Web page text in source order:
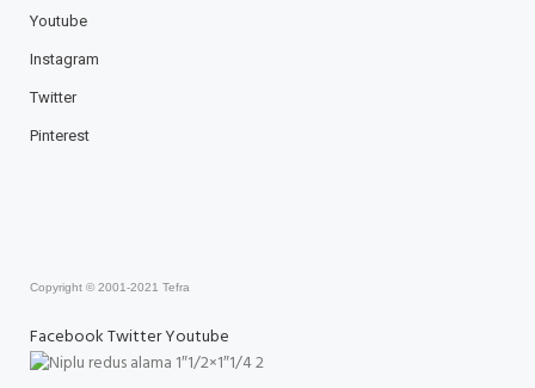
Youtube
Instagram
Twitter
Pinterest
Copyright © 2001-2021 Tefra
FacebookTwitterYoutube